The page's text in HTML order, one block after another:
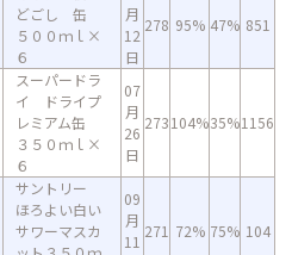
どごし 缶
５００ｍｌ×
６
月
12
日
278 95% 47% 851
スーパードラ
イ ドライプ
レミアム缶
３５０ｍｌ×
６
07
月
26
日
273104%35%1156
サントリー
ほろよい白い
サワーマスカ
09
月
11
271 72% 75% 104